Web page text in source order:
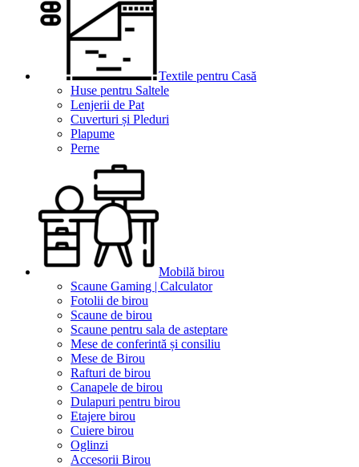
Textile pentru Casă
Huse pentru Saltele
Lenjerii de Pat
Cuverturi și Pleduri
Plapume
Perne
Mobilă birou
Scaune Gaming | Calculator
Fotolii de birou
Scaune de birou
Scaune pentru sala de asteptare
Mese de conferintă și consiliu
Mese de Birou
Rafturi de birou
Canapele de birou
Dulapuri pentru birou
Etajere birou
Cuiere birou
Oglinzi
Accesorii Birou